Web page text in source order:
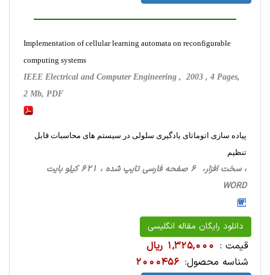
Implementation of cellular learning automata on reconfigurable
computing systems
IEEE Electrical and Computer Engineering , 2003 , 4 Pages,
2 Mb, PDF
پیاده سازی اتوماتای یادگیری سلولی در سیستم های محاسبات قابل
تنظیم
، سخت ‌افزار، 6 صفحه فارسی تایپ شده ، 621 کیلو بایت
WORD
دانلود رایگان مقاله انگلیسی
قیمت : 1,325,000 ریال
شناسه محصول: 2000456